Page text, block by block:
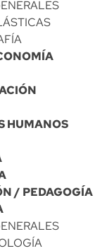
HUMANOS
/ PEDAGOGÍA